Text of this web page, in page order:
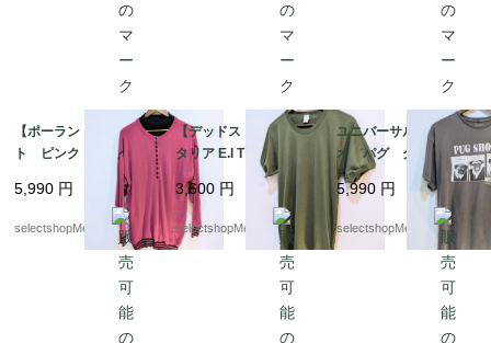
【ポーランド製】ニッ
ト ピンク アクリ
ル ３８ サイズ ブ
ラック ボタン Mサ
イズ 薄手の セータ
ー ブラックの中付け
5,990 円
selectshopMerci.
【デッドストック】イ
タリア E.I Tシャツ オリ
ーブ mens S-Mサイ
ズ程度 カーキ 薄手
美品 お袖ぷっくり
3,600 円
selectshopMerci.
ユニバーサルスタジ
オ パグ グレー
犬 Tシャツ Lサイ
ズ pakistan コット
ン PUG UNIVER
SEL STUDIOS 動物
5,990 円
selectshopMerci.